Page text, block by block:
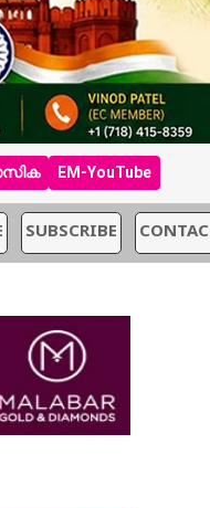
EM-YouTube
SUBSCRIBE